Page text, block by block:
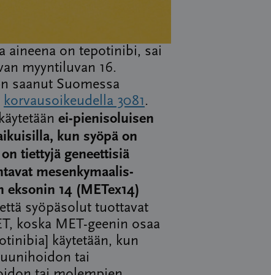
aineena on tepotinibi, sai
myyntiluvan 16.
saanut Suomessa
korvausoikeudella 3081 .
ei-pienisoluisen
kun syöpä on
tiettyjä geneettisiä
mesenkymaalis-
14 (METex14)
syöpäsolut tuottavat
koska MET-geenin osaa
käytetään, kun
tai